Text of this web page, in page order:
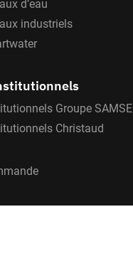
d’eau
industriels
Groupe SAMSE
Christaud